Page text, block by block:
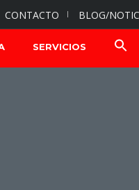
CONTACTO BLOG/
SERVICIOS